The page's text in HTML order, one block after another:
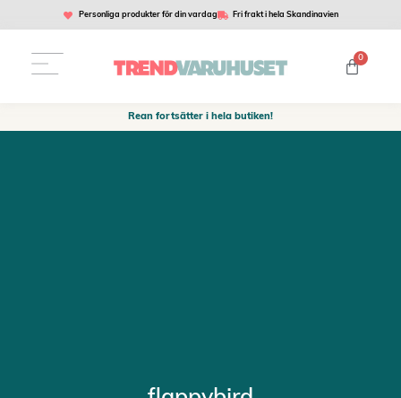
Personliga produkter för din vardag Fri frakt i hela Skandinavien
0
Rean fortsätter i hela butiken!